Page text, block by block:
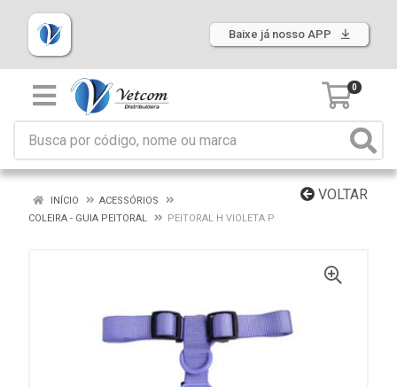
Baixe já nosso APP
0
VOLTAR
INÍCIO
ACESSÓRIOS
COLEIRA - GUIA PEITORAL
PEITORAL H VIOLETA P